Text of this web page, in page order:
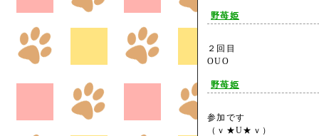
野苺姫
２回目
OUO
野苺姫
参加です
（ｖ★U★ｖ）